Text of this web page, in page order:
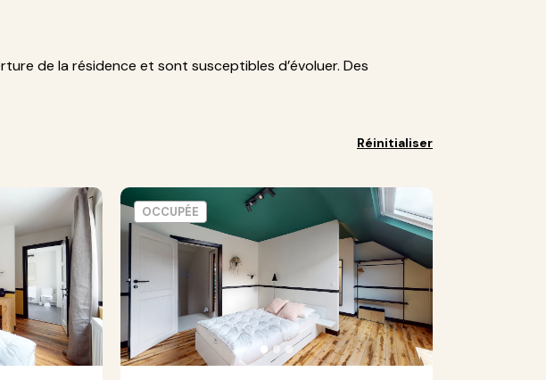
de la résidence et sont susceptibles d’évoluer. Des
Réinitialiser
●●●
OCCUPÉE